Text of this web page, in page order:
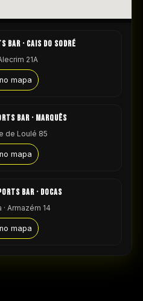
BAR · CAIS DO SODRÉ
21A
mapa
BAR · MARQUÊS
de Loulé 85
mapa
BAR · DOCAS
· Armazém 14
mapa